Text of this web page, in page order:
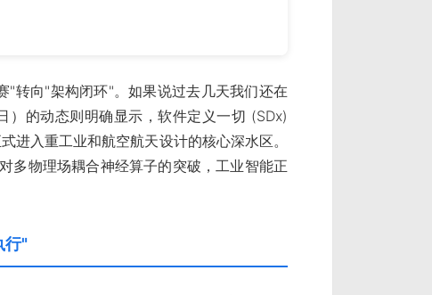
转向"架构闭环"。如果说过去几天我们还在
的动态则明确显示，软件定义一切 (SDx)
入重工业和航空航天设计的核心深水区。
多物理场耦合神经算子的突破，工业智能正
行"